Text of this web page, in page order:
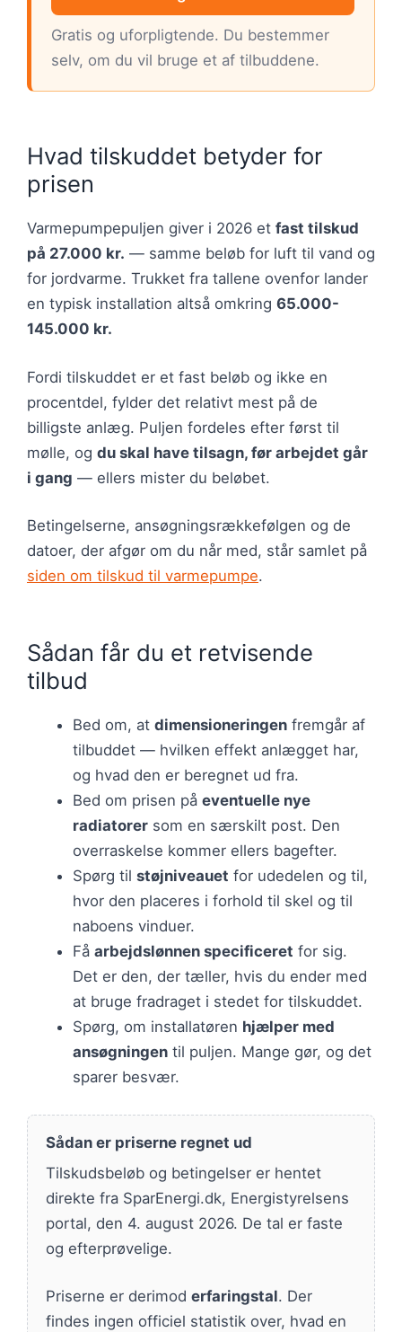
Gratis og uforpligtende. Du bestemmer
selv, om du vil bruge et af tilbuddene.
Hvad tilskuddet betyder for
prisen
Varmepumpepuljen giver i 2026 et fast tilskud
på 27.000 kr. — samme beløb for luft til vand og
for jordvarme. Trukket fra tallene ovenfor lander
en typisk installation altså omkring 65.000-
145.000 kr.
Fordi tilskuddet er et fast beløb og ikke en
procentdel, fylder det relativt mest på de
billigste anlæg. Puljen fordeles efter først til
mølle, og du skal have tilsagn, før arbejdet går
i gang — ellers mister du beløbet.
Betingelserne, ansøgningsrækkefølgen og de
datoer, der afgør om du når med, står samlet på
siden om tilskud til varmepumpe.
Sådan får du et retvisende
tilbud
Bed om, at dimensioneringen fremgår af
tilbuddet — hvilken effekt anlægget har,
og hvad den er beregnet ud fra.
Bed om prisen på eventuelle nye
radiatorer som en særskilt post. Den
overraskelse kommer ellers bagefter.
Spørg til støjniveauet for udedelen og til,
hvor den placeres i forhold til skel og til
naboens vinduer.
Få arbejdslønnen specificeret for sig.
Det er den, der tæller, hvis du ender med
at bruge fradraget i stedet for tilskuddet.
Spørg, om installatøren hjælper med
ansøgningen til puljen. Mange gør, og det
sparer besvær.
Sådan er priserne regnet ud
Tilskudsbeløb og betingelser er hentet
direkte fra SparEnergi.dk, Energistyrelsens
portal, den 4. august 2026. De tal er faste
og efterprøvelige.
Priserne er derimod erfaringstal. Der
findes ingen officiel statistik over, hvad en